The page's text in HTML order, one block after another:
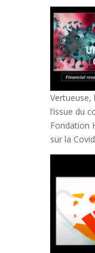
Vertueuse,
l’issue du
Fondation
sur la